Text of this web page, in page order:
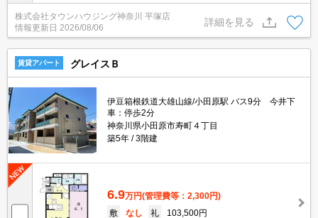
株式会社タウンハウジング神奈川 平塚店
情報更新日 2026/08/06
詳細を見る
賃貸アパート グレイスＢ
伊豆箱根鉄道大雄山線/小田原駅 バス9分 今井下
車：停歩2分
神奈川県小田原市寿町４丁目
築5年
3階建
6.9万円(管理費等：2,300円)
敷
なし 礼
103,500円